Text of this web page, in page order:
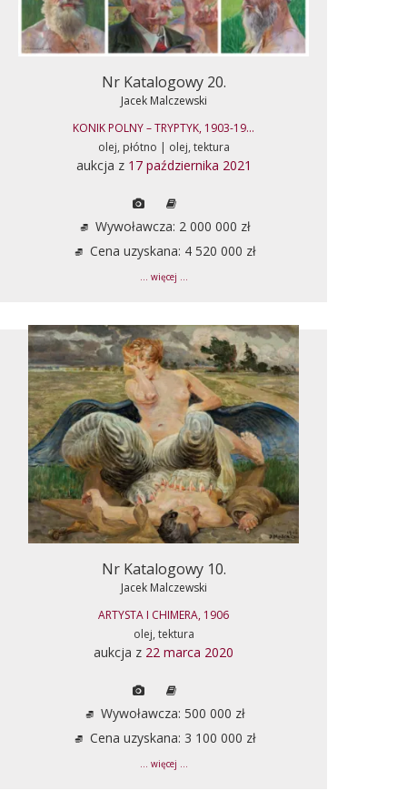
Nr Katalogowy 20.
Jacek Malczewski
KONIK POLNY – TRYPTYK, 1903-19...
olej, płótno | olej, tektura
aukcja z 17 października 2021
Wywoławcza: 2 000 000 zł
Cena uzyskana: 4 520 000 zł
... więcej ...
Nr Katalogowy 10.
Jacek Malczewski
ARTYSTA I CHIMERA, 1906
olej, tektura
aukcja z 22 marca 2020
Wywoławcza: 500 000 zł
Cena uzyskana: 3 100 000 zł
... więcej ...